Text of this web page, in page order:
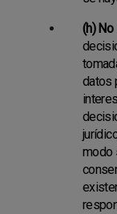
(h)
datos
modo